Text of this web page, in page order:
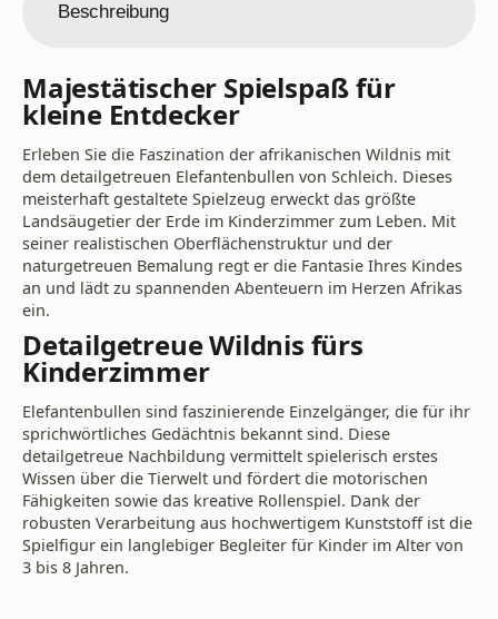
Beschreibung
Majestätischer Spielspaß für
kleine Entdecker
Erleben Sie die Faszination der afrikanischen Wildnis mit
dem detailgetreuen Elefantenbullen von Schleich. Dieses
meisterhaft gestaltete Spielzeug erweckt das größte
Landsäugetier der Erde im Kinderzimmer zum Leben. Mit
seiner realistischen Oberflächenstruktur und der
naturgetreuen Bemalung regt er die Fantasie Ihres Kindes
an und lädt zu spannenden Abenteuern im Herzen Afrikas
ein.
Detailgetreue Wildnis fürs
Kinderzimmer
Elefantenbullen sind faszinierende Einzelgänger, die für ihr
sprichwörtliches Gedächtnis bekannt sind. Diese
detailgetreue Nachbildung vermittelt spielerisch erstes
Wissen über die Tierwelt und fördert die motorischen
Fähigkeiten sowie das kreative Rollenspiel. Dank der
robusten Verarbeitung aus hochwertigem Kunststoff ist die
Spielfigur ein langlebiger Begleiter für Kinder im Alter von
3 bis 8 Jahren.